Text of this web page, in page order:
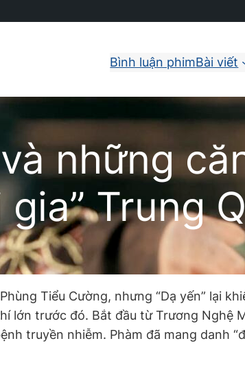
Bình luận phimBài viết
những
Trung
Tiểu Cường, nhưng “Dạ yến” lại
lớn trước đó. Bắt đầu từ Trương Nghệ
truyền nhiễm. Phàm đã mang danh